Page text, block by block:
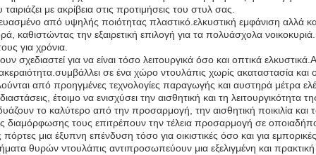
με ακρίβεια στις προτιμήσεις του στυλ σας.
από υψηλής ποιότητας πλαστικό.ελκυστική εμφάνιση αλλά
καθιστώντας την εξαιρετική επιλογή για τα πολυάσχολα
για χρόνια.
για να είναι τόσο λειτουργικά όσο και οπτικά
σε ένα χώρο ντουλάπις χωρίς ακαταστασία
από προηγμένες τεχνολογίες παραγωγής και αυστηρά μέτρα
έτοιμο να ενισχύσει την αισθητική και τη λειτουργικότητα
το καλύτερο από την προσαρμογή, την αισθητική ποικιλία και
τους επιτρέπουν την τέλεια προσαρμογή σε
μια έξυπνη επένδυση τόσο για οικιστικές όσο και για
θυρών ντουλάπις αντιπροσωπεύουν μια εξελιγμένη και